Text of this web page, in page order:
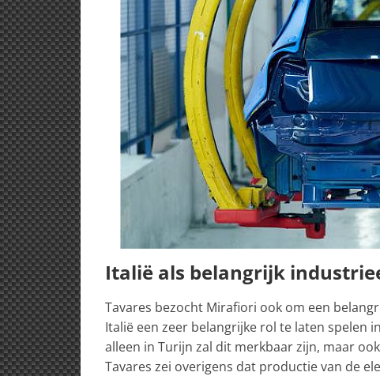
Italië als belangrijk
Tavares bezocht Mirafiori ook om een
Italië een zeer belangrijke rol te laten spelen
alleen in Turijn zal dit merkbaar zijn, maar
Tavares zei overigens dat productie van de